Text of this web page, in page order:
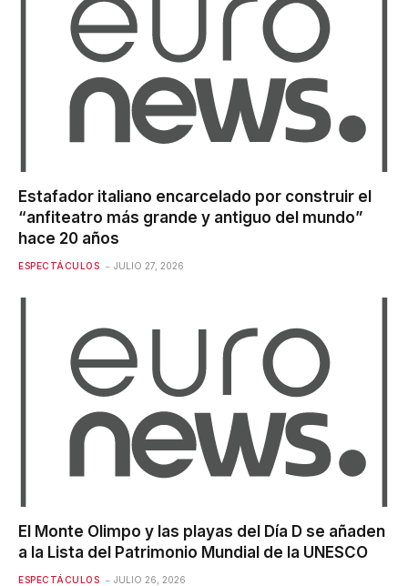
Estafador italiano encarcelado por construir el
“anfiteatro más grande y antiguo del mundo”
hace 20 años
ESPECTÁCULOS JULIO 27, 2026
El Monte Olimpo y las playas del Día D se añaden
a la Lista del Patrimonio Mundial de la UNESCO
ESPECTÁCULOS JULIO 26, 2026